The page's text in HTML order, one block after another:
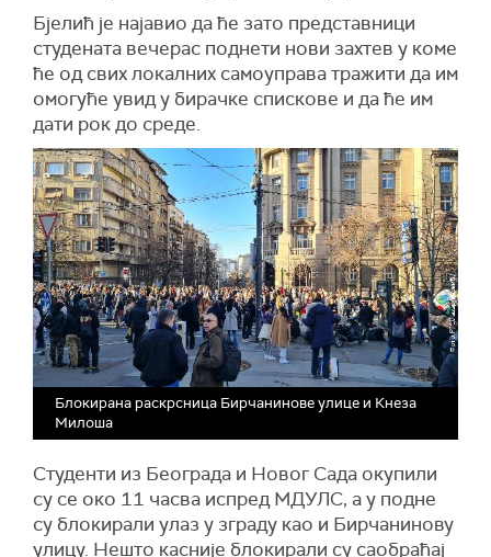
Бјелић је најавио да ће зато представници
студената вечерас поднети нови захтев у коме
ће од свих локалних самоуправа тражити да им
омогуће увид у бирачке спискове и да ће им
дати рок до среде.
Блокирана раскрсница Бирчанинове улице и Кнеза
Милоша
Студенти из Београда и Новог Сада окупили
су се око 11 часва испред МДУЛС, а у подне
су блокирали улаз у зграду као и Бирчанинову
улицу. Нешто касније блокирали су саобраћај